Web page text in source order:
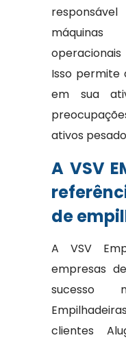
Isso permite
em sua
ativos
A VSV
de
A VSV
empresas
sucesso
clientes